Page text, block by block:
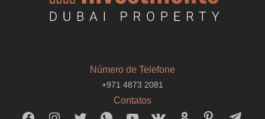
Número de Telefone
+971 4873 2081
Contatos